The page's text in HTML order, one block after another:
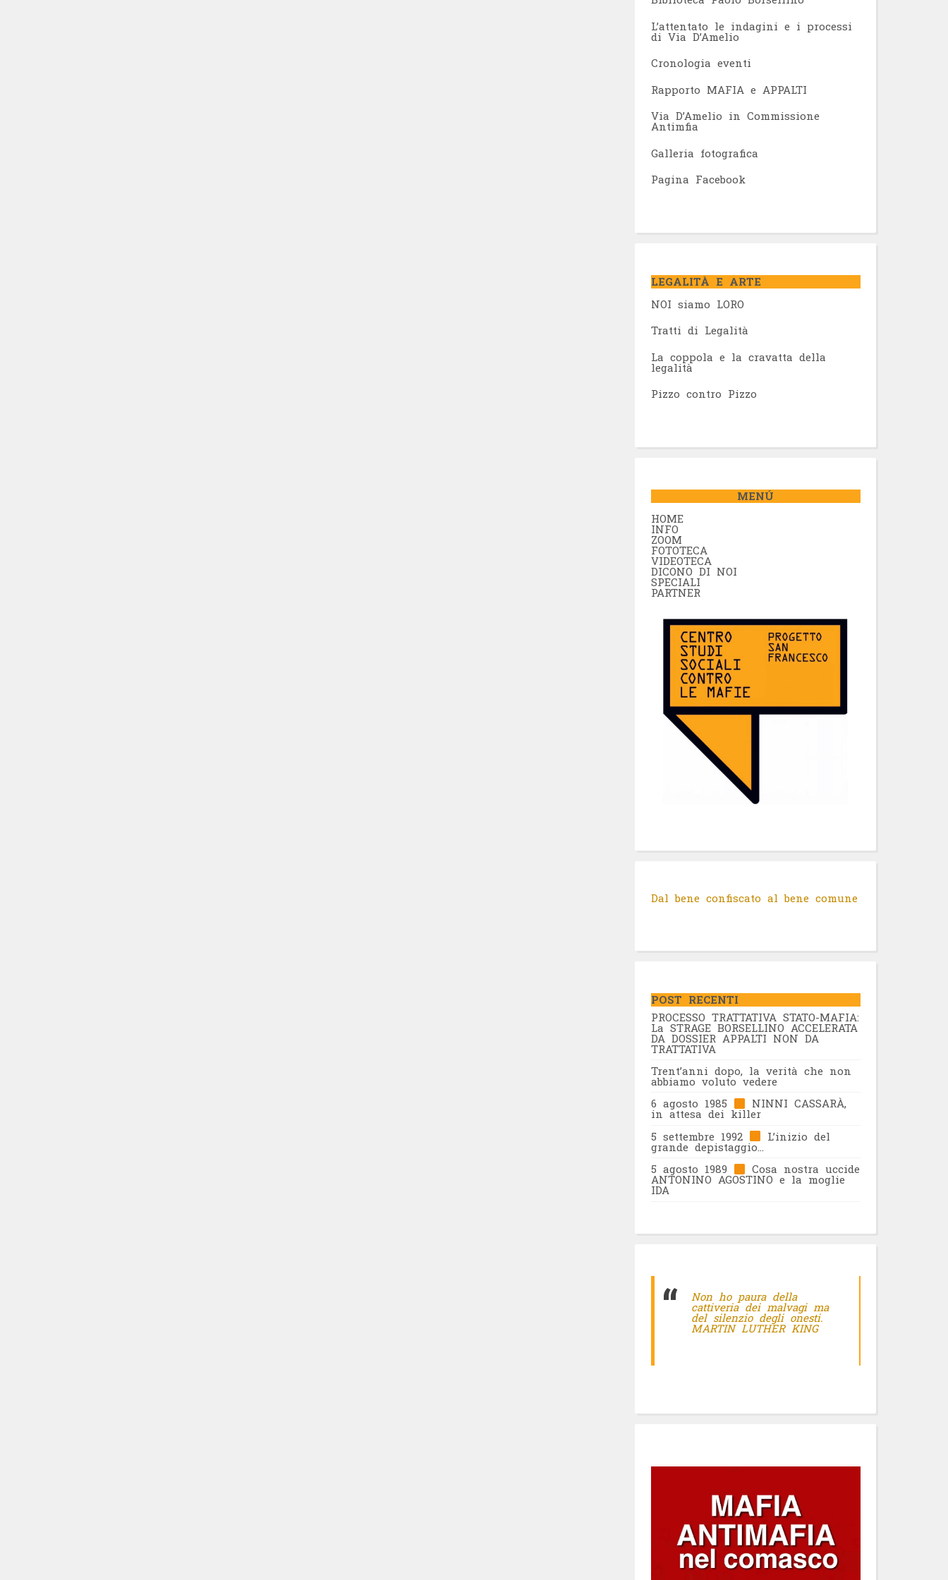
L’attentato le indagini e i processi
di Via D’Amelio
Cronologia eventi
Rapporto MAFIA e APPALTI
Via D’Amelio in Commissione
Antimfia
Galleria fotografica
Pagina Facebook
LEGALITÀ E ARTE
NOI siamo LORO
Tratti di Legalità
La coppola e la cravatta della
legalità
Pizzo contro Pizzo
MENÚ
HOME
INFO
ZOOM
FOTOTECA
VIDEOTECA
DICONO DI NOI
SPECIALI
PARTNER
Dal bene confiscato al bene comune
POST RECENTI
PROCESSO TRATTATIVA STATO-MAFIA:
La STRAGE BORSELLINO ACCELERATA
DA DOSSIER APPALTI NON DA
TRATTATIVA
Trent’anni dopo, la verità che non
abbiamo voluto vedere
6 agosto 1985
NINNI CASSARÀ,
in attesa dei killer
5 settembre 1992
L’inizio del
grande depistaggio…
5 agosto 1989
Cosa nostra uccide
ANTONINO AGOSTINO e la moglie
IDA
Non ho paura della
cattiveria dei malvagi ma
del silenzio degli onesti.
MARTIN LUTHER KING